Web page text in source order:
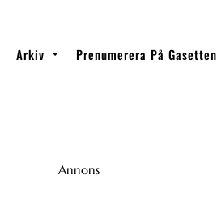
Arkiv Prenumerera På Gasetten
Annons